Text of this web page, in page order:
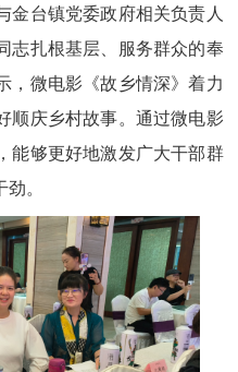
金台镇党委政府相关负责人
志扎根基层、服务群众的奉
，微电影《故乡情深》着力
顺庆乡村故事。通过微电影
能够更好地激发广大干部群
。